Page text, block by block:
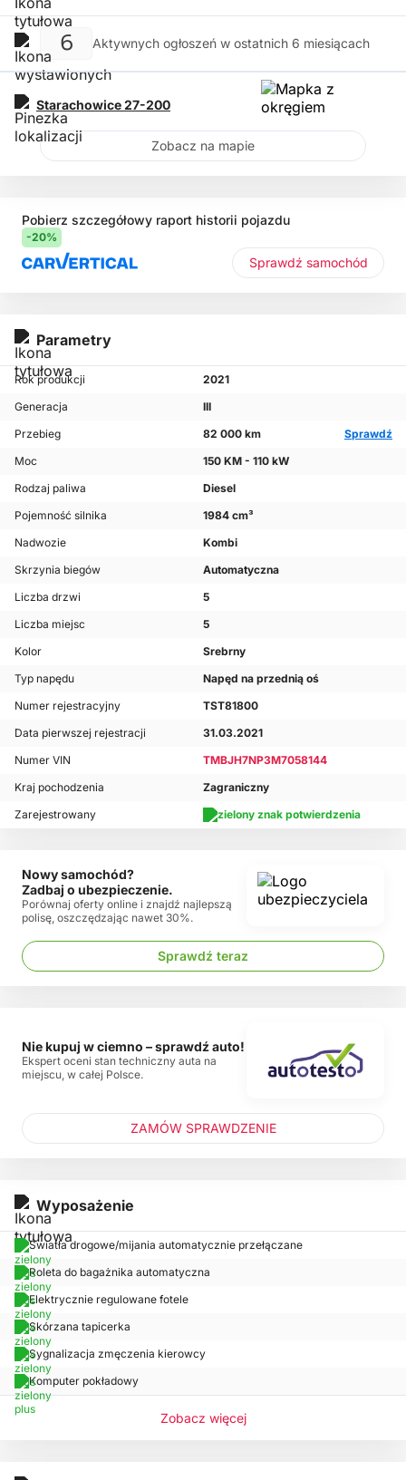
Pobierz szczegółowy raport historii pojazdu
-20%
Sprawdź samochód
Parametry
Rok produkcji
2021
Generacja
III
Przebieg
82 000 km
Sprawdź
Moc
150 KM - 110 kW
Rodzaj paliwa
Diesel
Pojemność silnika
1984 cm³
Nadwozie
Kombi
Skrzynia biegów
Automatyczna
Liczba drzwi
5
Liczba miejsc
5
Kolor
Srebrny
Typ napędu
Napęd na przednią oś
Numer rejestracyjny
TST81800
Data pierwszej rejestracji
31.03.2021
Numer VIN
TMBJH7NP3M7058144
Kraj pochodzenia
Zagraniczny
Zarejestrowany
Wyposażenie
Światła drogowe/mijania automatycznie przełączane
Roleta do bagażnika automatyczna
Elektrycznie regulowane fotele
Skórzana tapicerka
Sygnalizacja zmęczenia kierowcy
Komputer pokładowy
Zobacz więcej
6 Aktywnych ogłoszeń w ostatnich 6 miesiącach
Starachowice27-200
Zobacz na mapie
Nowy samochód?
Zadbaj o ubezpieczenie.
Porównaj oferty online i znajdź najlepszą
polisę, oszczędzając nawet 30%.
Sprawdź teraz
Nie kupuj w ciemno – sprawdź auto!
Ekspert oceni stan techniczny auta na
miejscu, w całej Polsce.
ZAMÓW SPRAWDZENIE